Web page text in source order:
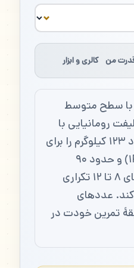
من کالری و ابزار
با سطح متوسط
رومانیایی با
هالتر روی سکو» حدود ۱۲۳ کیلوگرم را برای
یک تکرار بیشینه (۱RM) و حدود ۹۰
کیلوگرم را برای ست‌های ۸ تا ۱۲ تکراری
عددهای
تمرین خودت در